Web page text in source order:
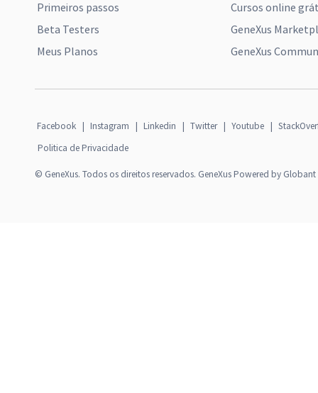
Primeiros passos
Beta Testers
Meus Planos
Cursos online
GeneXus
GeneXus
Facebook | Instagram | Linkedin | Twitter | Youtube |
Politica de Privacidade
© GeneXus. Todos os direitos reservados. GeneXus Powered by Globant